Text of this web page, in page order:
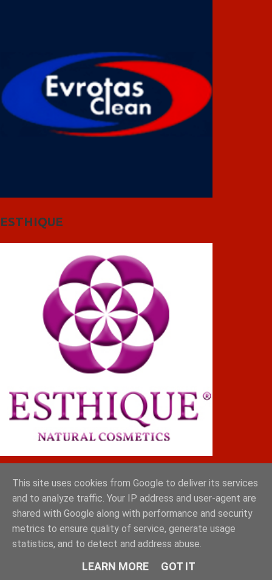
ESTHIQUE
ΓΡΗΓΟΡΗΣ
This site uses cookies from Google to deliver its services
and to analyze traffic. Your IP address and user-agent are
shared with Google along with performance and security
metrics to ensure quality of service, generate usage
statistics, and to detect and address abuse.
LEARN MORE GOT IT